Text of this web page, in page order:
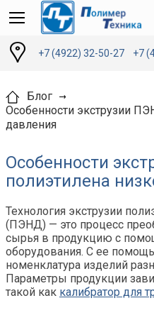
+7 (4922) 32-50-27 +7
Блог
Особенности экструзии
давления
Особенности
полиэтилена
Технология экструзии
(ПЭНД) — это процесс
сырья в продукцию с
оборудования. С ее
номенклатура изделий
Параметры продукции
такой как калибратор для